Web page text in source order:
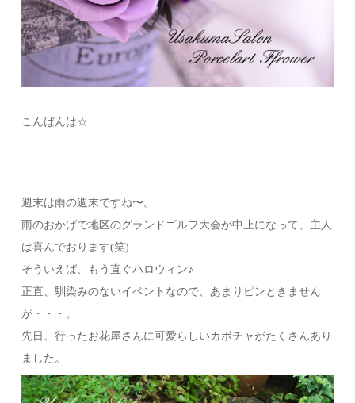
こんばんは☆
週末は雨の週末ですね〜。
雨のおかげで地区のグランドゴルフ大会が中止になって、主人
は喜んでおります(笑)
そういえば、もう直ぐハロウィン♪
正直、馴染みのないイベントなので、あまりピンときません
が・・・。
先日、行ったお花屋さんに可愛らしいカボチャがたくさんあり
ました。